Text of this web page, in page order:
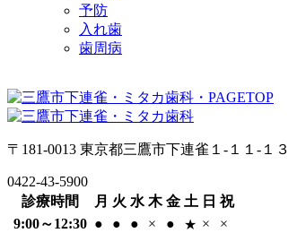
予防
入れ歯
歯周病
〒181-0013 東京都三鷹市下連雀１-１１-１３
0422-43-5900
診療時間
月 火 水 木 金 土 日 祝
9:00～12:30 ● ● ● × ● ★ ×
×